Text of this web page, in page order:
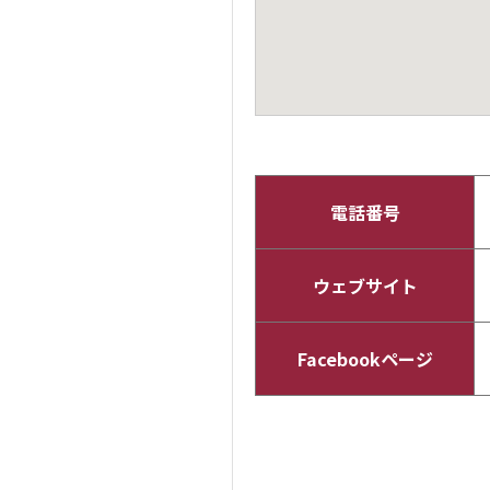
電話番号
ウェブサイト
Facebookページ